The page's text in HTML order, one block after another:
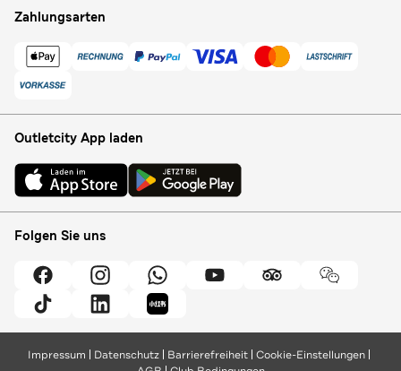
Zahlungsarten
Outletcity App laden
Folgen Sie uns
Impressum Datenschutz Barrierefreiheit Cookie-Einstellungen